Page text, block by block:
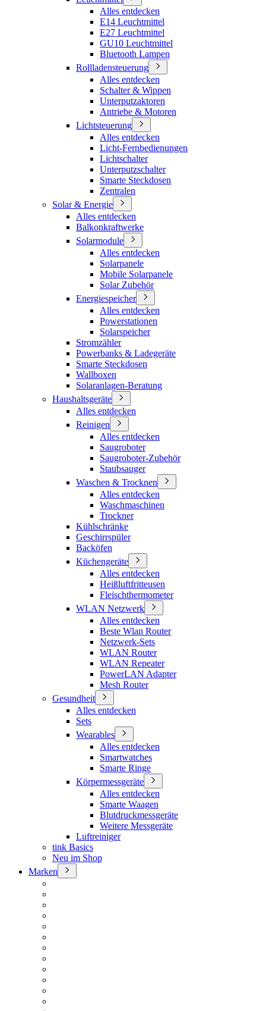
Alles entdecken
E14 Leuchtmittel
E27 Leuchtmittel
GU10 Leuchtmittel
Bluetooth Lampen
Rollladensteuerung
Alles entdecken
Schalter & Wippen
Unterputzaktoren
Antriebe & Motoren
Lichtsteuerung
Alles entdecken
Licht-Fernbedienungen
Lichtschalter
Unterputzschalter
Smarte Steckdosen
Zentralen
Solar & Energie
Alles entdecken
Balkonkraftwerke
Solarmodule
Alles entdecken
Solarpanele
Mobile Solarpanele
Solar Zubehör
Energiespeicher
Alles entdecken
Powerstationen
Solarspeicher
Stromzähler
Powerbanks & Ladegeräte
Smarte Steckdosen
Wallboxen
Solaranlagen-Beratung
Haushaltsgeräte
Alles entdecken
Reinigen
Alles entdecken
Saugroboter
Saugroboter-Zubehör
Staubsauger
Waschen & Trocknen
Alles entdecken
Waschmaschinen
Trockner
Kühlschränke
Geschirrspüler
Backöfen
Küchengeräte
Alles entdecken
Heißluftfritteusen
Fleischthermometer
WLAN Netzwerk
Alles entdecken
Beste Wlan Router
Netzwerk-Sets
WLAN Router
WLAN Repeater
PowerLAN Adapter
Mesh Router
Gesundheit
Alles entdecken
Sets
Wearables
Alles entdecken
Smartwatches
Smarte Ringe
Körpermessgeräte
Alles entdecken
Smarte Waagen
Blutdruckmessgeräte
Weitere Messgeräte
Luftreiniger
tink Basics
Neu im Shop
Marken